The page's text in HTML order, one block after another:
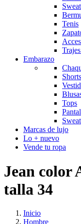
Tenis
Embarazo
Shorts
Tops
Marcas de lujo
Lo + nuevo
Vende tu ropa
Jean color
talla 34
Inicio
Hombre